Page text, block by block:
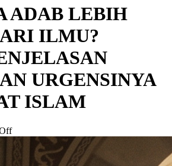
ADAB LEBIH
ILMU?
URGENSINYA
ISLAM